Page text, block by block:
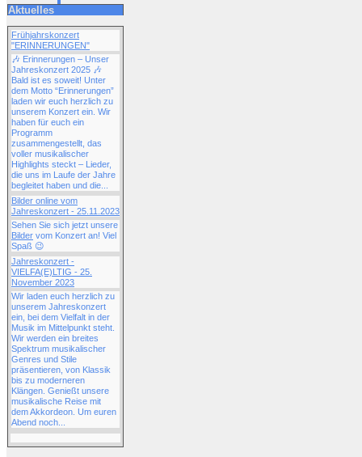
Aktuelles
Frühjahrskonzert
"ERINNERUNGEN"
🎶 Erinnerungen – Unser
Jahreskonzert 2025 🎶
Bald ist es soweit! Unter
dem Motto “Erinnerungen”
laden wir euch herzlich zu
unserem Konzert ein. Wir
haben für euch ein
Programm
zusammengestellt, das
voller musikalischer
Highlights steckt – Lieder,
die uns im Laufe der Jahre
begleitet haben und die...
Bilder online vom
Jahreskonzert - 25.11.2023
Sehen Sie sich jetzt unsere
Bilder vom Konzert an! Viel
Spaß 😉
Jahreskonzert -
VIELFA(E)LTIG - 25.
November 2023
Wir laden euch herzlich zu
unserem Jahreskonzert
ein, bei dem Vielfalt in der
Musik im Mittelpunkt steht.
Wir werden ein breites
Spektrum musikalischer
Genres und Stile
präsentieren, von Klassik
bis zu moderneren
Klängen. Genießt unsere
musikalische Reise mit
dem Akkordeon. Um euren
Abend noch...